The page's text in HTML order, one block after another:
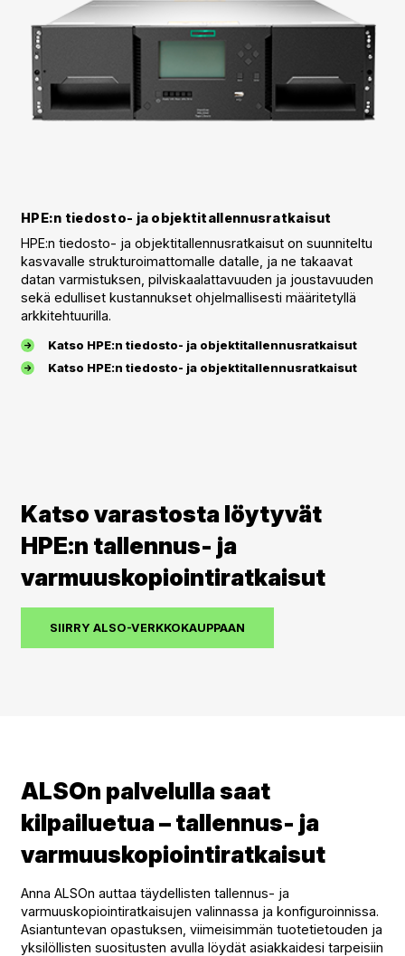
HPE:n tiedosto- ja objektitallennusratkaisut
HPE:n tiedosto- ja objektitallennusratkaisut on suunniteltu
kasvavalle strukturoimattomalle datalle, ja ne takaavat
datan varmistuksen, pilviskaalattavuuden ja joustavuuden
sekä edulliset kustannukset ohjelmallisesti määritetyllä
arkkitehtuurilla.
Katso HPE:n tiedosto- ja objektitallennusratkaisut
Katso HPE:n tiedosto- ja objektitallennusratkaisut
Katso varastosta löytyvät
HPE:n tallennus- ja
varmuuskopiointiratkaisut
SIIRRY ALSO-VERKKOKAUPPAAN
ALSOn palvelulla saat
kilpailuetua – tallennus- ja
varmuuskopiointiratkaisut
Anna ALSOn auttaa täydellisten tallennus- ja
varmuuskopiointiratkaisujen valinnassa ja konfiguroinnissa.
Asiantuntevan opastuksen, viimeisimmän tuotetietouden ja
yksilöllisten suositusten avulla löydät asiakkaidesi tarpeisiin